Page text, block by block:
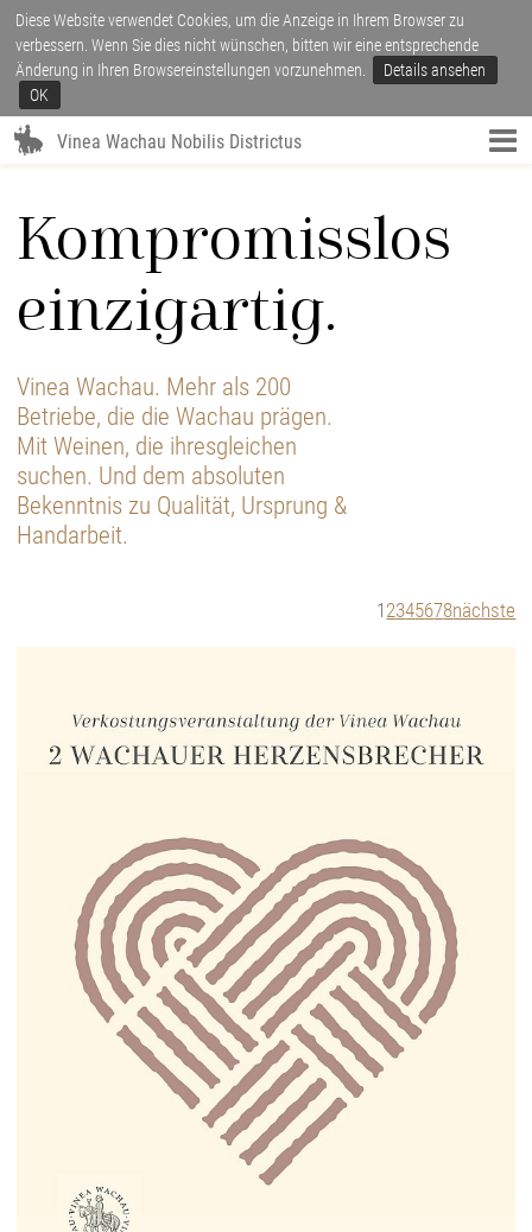
Diese Website verwendet Cookies, um die Anzeige in Ihrem Browser zu
verbessern. Wenn Sie dies nicht wünschen, bitten wir eine entsprechende
Änderung in Ihren Browsereinstellungen vorzunehmen.
Details ansehen
OK
Vinea Wachau Nobilis Districtus
Kompromisslos
einzigartig.
Vinea Wachau. Mehr als 200
Betriebe, die die Wachau prägen.
Mit Weinen, die ihresgleichen
suchen. Und dem absoluten
Bekenntnis zu Qualität, Ursprung &
Handarbeit.
1 2345678nächste